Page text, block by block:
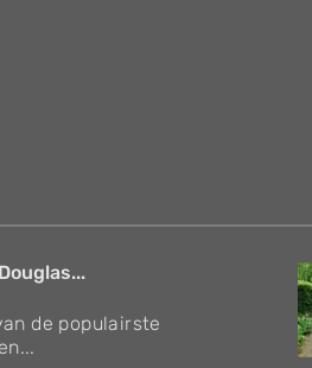
de populairste